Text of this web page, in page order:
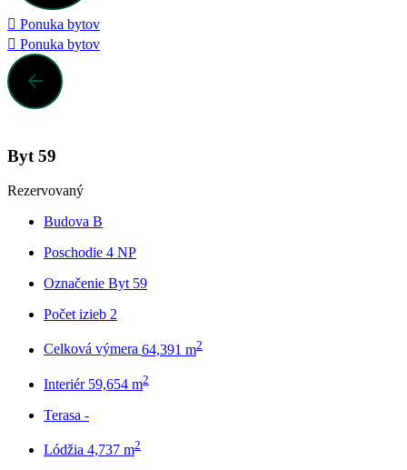
Ponuka bytov
Ponuka bytov
Byt 59
Rezervovaný
Budova B
Poschodie 4 NP
Označenie Byt 59
Počet izieb 2
Celková výmera 64,391 m2
Interiér 59,654 m2
Terasa -
Lódžia 4,737 m2